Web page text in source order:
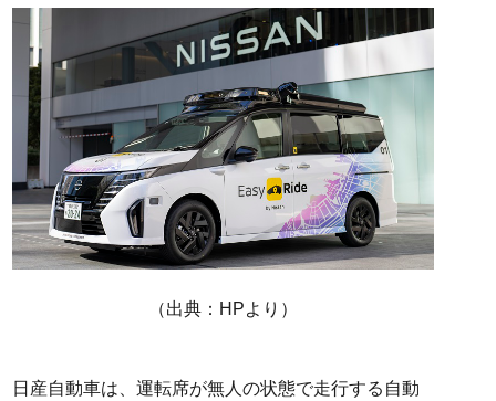
（出典：HPより）
日産自動車は、運転席が無人の状態で走行する自動